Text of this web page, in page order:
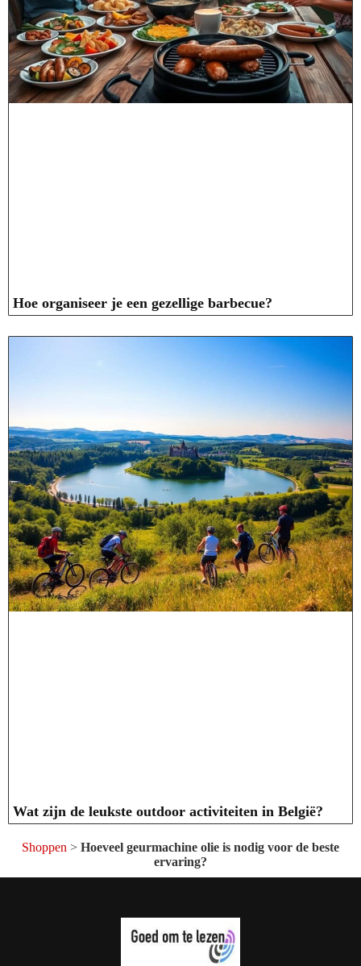
Hoe organiseer je een gezellige barbecue?
Wat zijn de leukste outdoor activiteiten in België?
Shoppen > Hoeveel geurmachine olie is nodig voor de beste
ervaring?